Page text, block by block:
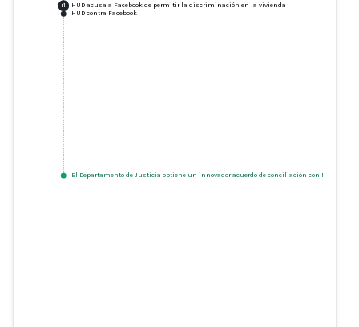
+1 HUD acusa a Facebook de permitir la discriminación en la vivienda
HUD contra Facebook
El Departamento de Justicia obtiene un innovador acuerdo de conciliación con Meta